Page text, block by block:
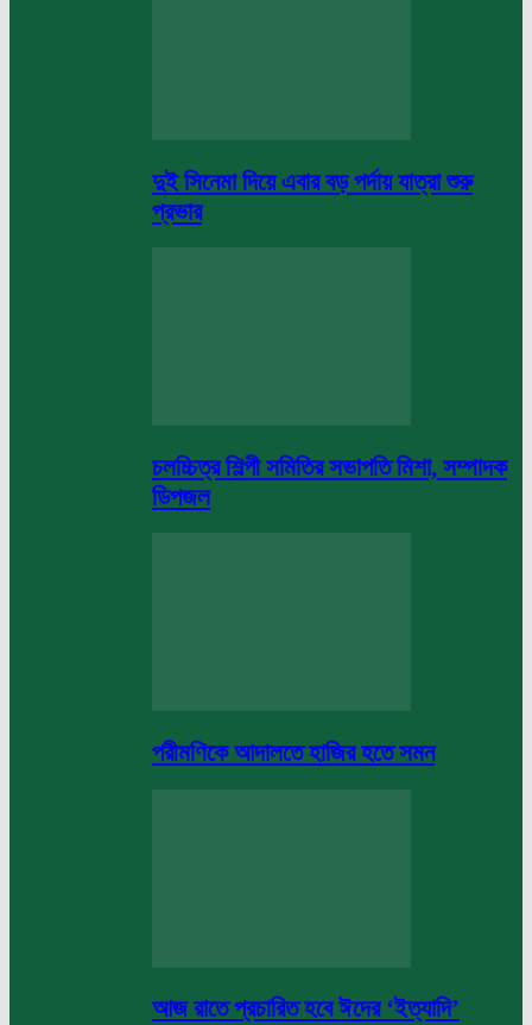
দুই সিনেমা দিয়ে এবার বড় পর্দায় যাত্রা শুরু
প্রভার
চলচ্চিত্র শিল্পী সমিতির সভাপতি মিশা, সম্পাদক
ডিপজল
পরীমণিকে আদালতে হাজির হতে সমন
আজ রাতে প্রচারিত হবে ঈদের ‘ইত্যাদি’